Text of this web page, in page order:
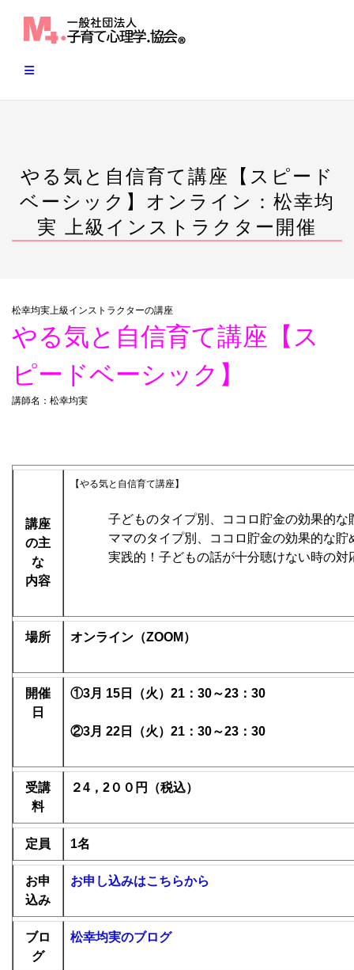
やる気と自信育て講座【スピード
ベーシック】オンライン：松幸均
実 上級インストラクター開催
松幸均実上級インストラクターの講座
やる気と自信育て講座【ス
ピードベーシック】
講師名：松幸均実
講座
の主
な
内容
【やる気と自信育て講座】
子どものタイプ別、ココロ貯金の効果的な
ママのタイプ別、ココロ貯金の効果的な貯
実践的！子どもの話が十分聴けない時の対
場所 オンライン（ZOOM）
開催
日
①3月 15日（火）21：30～23：30
②3月 22日（火）21：30～23：30
受講
料
２4，2００円（税込）
定員 1名
お申
込み
お申し込みはこちらから
ブロ
グ
松幸均実のブログ